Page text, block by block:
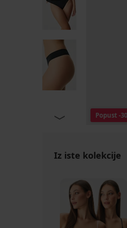
Popust -
Iz iste kolekcije